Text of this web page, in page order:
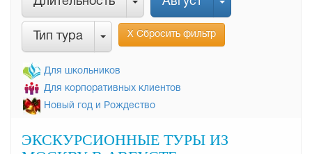
Тип тура Х Сбросить фильтр
Для школьников
Для корпоративных клиентов
Новый год и Рождество
ЭКСКУРСИОННЫЕ ТУРЫ ИЗ